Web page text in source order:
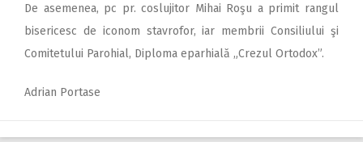
De asemenea, pc pr. coslujitor Mihai Roşu a primit rangul
bisericesc de iconom stavrofor, iar membrii Consiliului şi
Comitetului Parohial, Diploma eparhială „Crezul Ortodox”.
Adrian Portase